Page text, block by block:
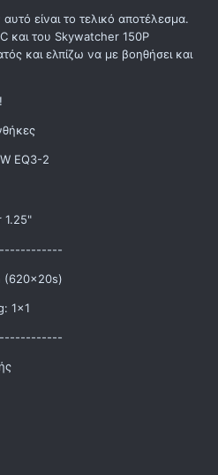
είναι το τελικό αποτέλεσμα.
και του Skywatcher 150P
και ελπίζω να με βοηθήσει και
EQ3-2
1.25"
(620×20s)
1×1